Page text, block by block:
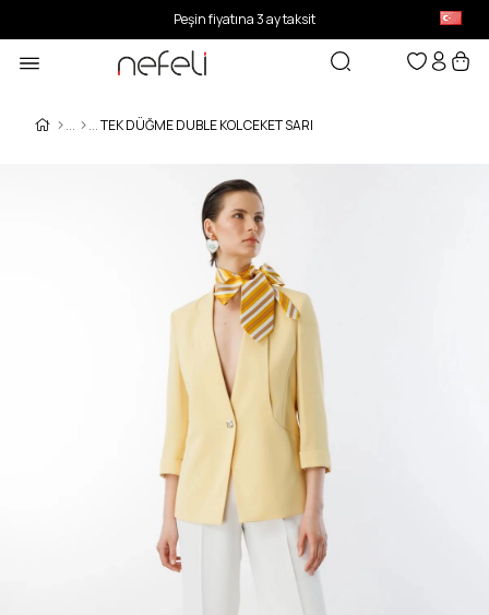
Peşin fiyatına 3 ay taksit
TEK DÜĞME DUBLE KOL CEKET SARI